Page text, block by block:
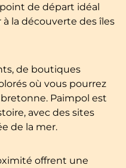
de départ idéal
la découverte des îles
de boutiques
où vous pourrez
Paimpol est
avec des sites
de la mer.
offrent une